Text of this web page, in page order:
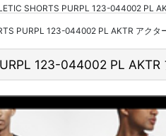
SHORTS PURPL 123-044002 PL
PURPL 123-044002 PL AKTR アクタ
123-044002 PL